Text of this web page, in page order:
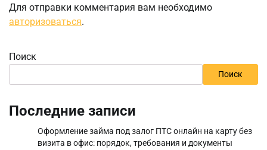
Для отправки комментария вам необходимо
авторизоваться.
Поиск
Поиск
Последние записи
Оформление займа под залог ПТС онлайн на карту без
визита в офис: порядок, требования и документы